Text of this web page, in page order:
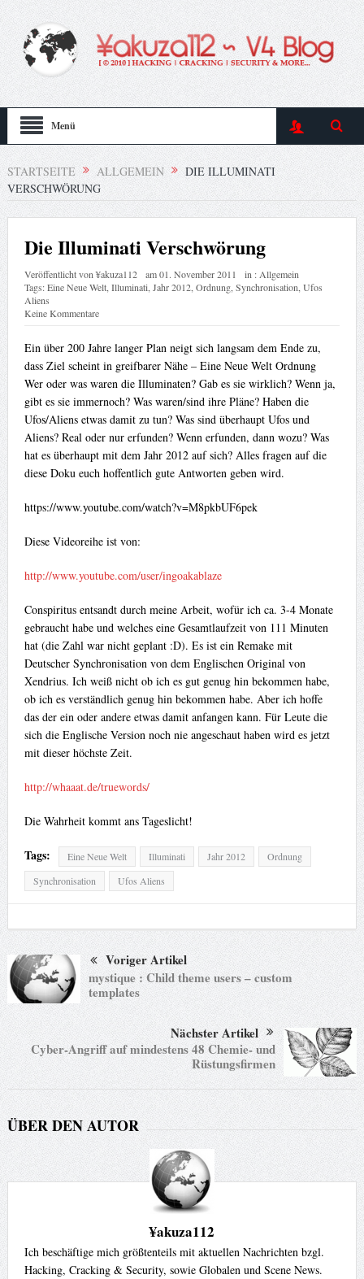
Menü
STARTSEITE ALLGEMEIN
DIE ILLUMINATI
VERSCHWÖRUNG
Die Illuminati Verschwörung
Veröffentlicht von¥akuza112 am01. November 2011 in : Allgemein
Tags:Eine Neue Welt, Illuminati Jahr 2012, Ordnung, Synchronisation Ufos
Aliens
Keine Kommentare
Ein über 200 Jahre langer Plan neigt sich langsam dem Ende zu,
dass Ziel scheint in greifbarer Nähe – Eine Neue Welt Ordnung
Wer oder was waren die Illuminaten? Gab es sie wirklich? Wenn ja,
gibt es sie immernoch? Was waren/sind ihre Pläne? Haben die
Ufos/Aliens etwas damit zu tun? Was sind überhaupt Ufos und
Aliens? Real oder nur erfunden? Wenn erfunden, dann wozu? Was
hat es überhaupt mit dem Jahr 2012 auf sich? Alles fragen auf die
diese Doku euch hoffentlich gute Antworten geben wird.
https://www.youtube.com/watch?v=M8pkbUF6pek
Diese Videoreihe ist von:
http://www.youtube.com/user/ingoakablaze
Conspiritus entsandt durch meine Arbeit, wofür ich ca. 3-4 Monate
gebraucht habe und welches eine Gesamtlaufzeit von 111 Minuten
hat (die Zahl war nicht geplant :D). Es ist ein Remake mit
Deutscher Synchronisation von dem Englischen Original von
Xendrius. Ich weiß nicht ob ich es gut genug hin bekommen habe,
ob ich es verständlich genug hin bekommen habe. Aber ich hoffe
das der ein oder andere etwas damit anfangen kann. Für Leute die
sich die Englische Version noch nie angeschaut haben wird es jetzt
mit dieser höchste Zeit.
http://whaaat.de/truewords/
Die Wahrheit kommt ans Tageslicht!
Tags: Eine Neue Welt Illuminati Jahr 2012
Ordnung
Synchronisation
Ufos Aliens
Voriger Artikel
mystique : Child theme users – custom
templates
Nächster Artikel
Cyber-Angriff auf mindestens 48 Chemie- und
Rüstungsfirmen
ÜBER DEN AUTOR
¥akuza112
Ich beschäftige mich größtenteils mit aktuellen Nachrichten bzgl.
Hacking, Cracking & Security, sowie Globalen und Scene News.